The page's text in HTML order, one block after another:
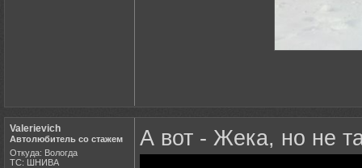
Valerievich
Автолюбитель со стажем
Откуда: Вологда
ТС: ШНИВА
А вот - Жека, но не